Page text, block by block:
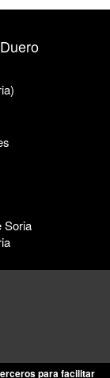
Soria
para facilitar